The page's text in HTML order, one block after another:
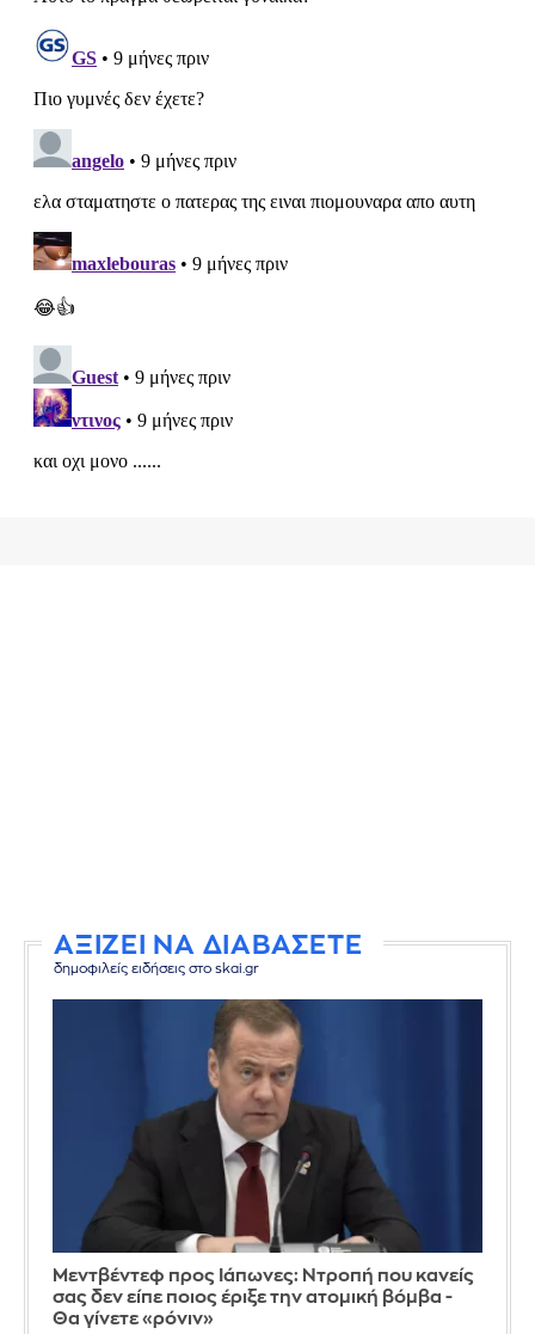
ΑΞΙΖΕΙ ΝΑ ΔΙΑΒΑΣΕΤΕ
δημοφιλείς ειδήσεις στο skai.gr
Μεντβέντεφ προς Ιάπωνες: Ντροπή που κανείς
σας δεν είπε ποιος έριξε την ατομική βόμβα -
Θα γίνετε «ρόνιν»